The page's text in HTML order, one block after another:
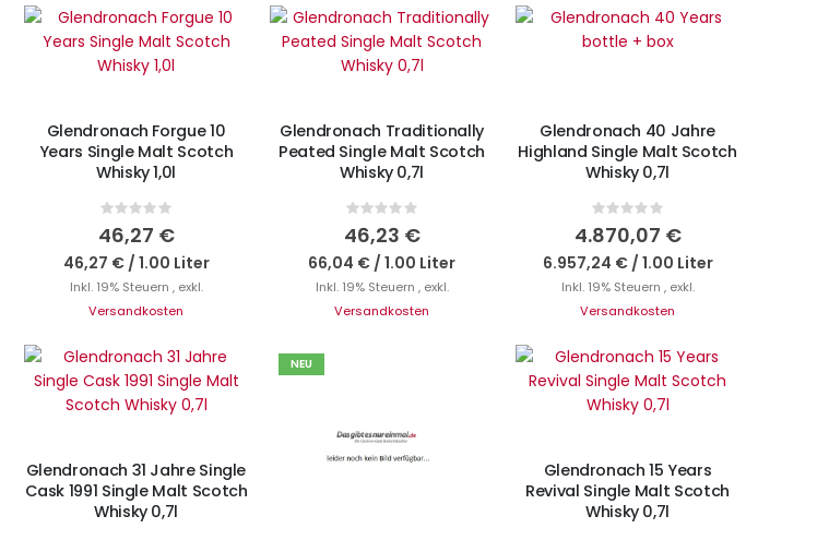
IN DEN WARENKORB
Glendronach Forgue 10
Years Single Malt Scotch
Whisky 1,0l
Rating:
0%
46,27 €
46,27 €/ 1.00 Liter
Inkl. 19% Steuern , exkl.
Versandkosten
IN DEN WARENKORB
Glendronach Traditionally
Peated Single Malt Scotch
Whisky 0,7l
Rating:
0%
46,23 €
66,04 € / 1.00 Liter
Inkl. 19% Steuern , exkl.
Versandkosten
IN DEN WARENKORB
Glendronach 40 Jahre
Highland Single Malt Scotch
Whisky 0,7l
Rating:
0%
4.870,07 €
6.957,24 €/ 1.00 Liter
Inkl. 19% Steuern , exkl.
Versandkosten
IN DEN WARENKORB
Glendronach 31 Jahre Single
Cask 1991 Single Malt Scotch
Whisky 0,7l
NEU
Nicht auf Lager
Glendronach 15 Years
Revival Single Malt Scotch
Whisky 0,7l